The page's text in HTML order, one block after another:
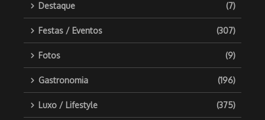
Destaque (7)
Festas / Eventos (307)
Fotos (9)
Gastronomia (196)
Luxo / Lifestyle (375)